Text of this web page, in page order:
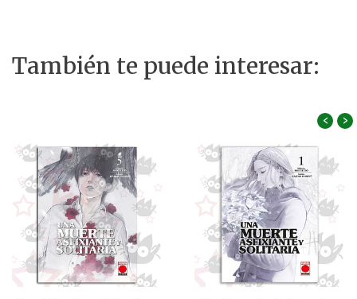
También te puede interesar:
‹ ›